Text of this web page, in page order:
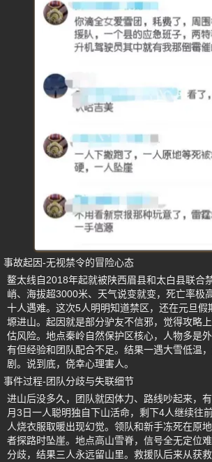
事故起因-无视禁令的冒险心态
鳌太线自2018年起就被陕西眉县和太白县联合
峭、海拔超3000米、天气说变就变，死亡率极
十人遇难。这次5人明明知道禁区，还在元旦假
塬进山。起因就是部分驴友不信邪，觉得攻略
估风险。地点秦岭自然保护区核心，人物多是
有但经验和团队配合不足。结果一遇大雪低温
剧。说到底，侥幸心理害人。
事件过程-团队分歧与失联细节
进山后没多久，团队就因体力、路线吵起来，
月3日一人聪明独自下山活命，剩下4人继续往
人烧衣服取暖出现幻觉。领队和新手冻死在原
者探路时坠崖。地点高山雪脊，信号全无定位
分歧，结果三人永远留山里。救援队后来从获